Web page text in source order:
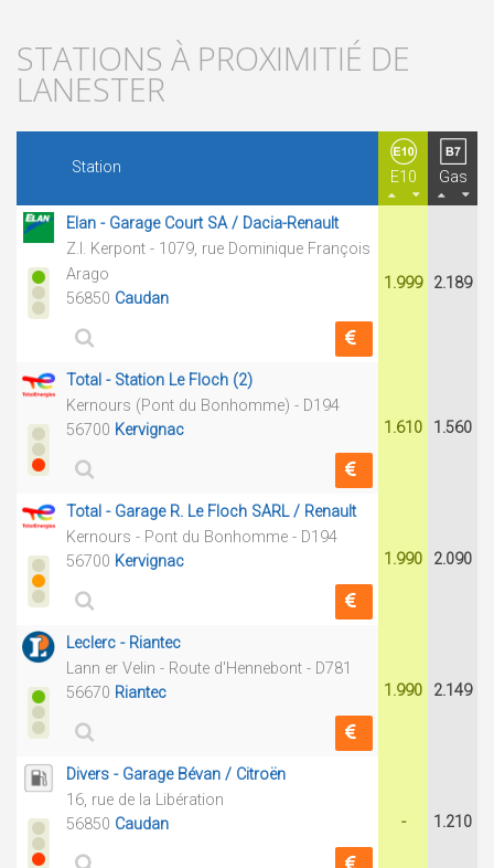
STATIONS À PROXIMITIÉ DE
LANESTER
Station
E10 Gas
Elan - Garage Court SA / Dacia-Renault
Z.I. Kerpont - 1079, rue Dominique François
Arago
56850 Caudan
1.999 2.189
Total - Station Le Floch (2)
Kernours (Pont du Bonhomme) - D194
56700 Kervignac 1.610 1.560
Total - Garage R. Le Floch SARL / Renault
Kernours - Pont du Bonhomme - D194
56700 Kervignac 1.990 2.090
Leclerc - Riantec
Lann er Velin - Route d'Hennebont - D781
56670 Riantec 1.990 2.149
Divers - Garage Bévan / Citroën
16, rue de la Libération
56850 Caudan - 1.210